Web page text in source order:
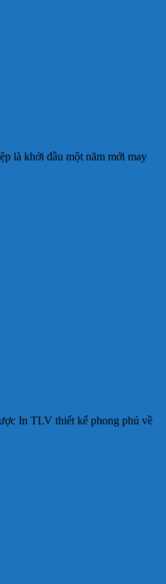
là khởi đầu một năm mới may
In TLV thiết kế phong phú về